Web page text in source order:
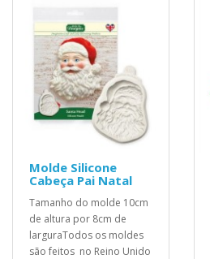
Molde Silicone
Cabeça Pai Natal
Tamanho do molde 10cm
de altura por 8cm de
larguraTodos os moldes
são feitos no Reino Unido